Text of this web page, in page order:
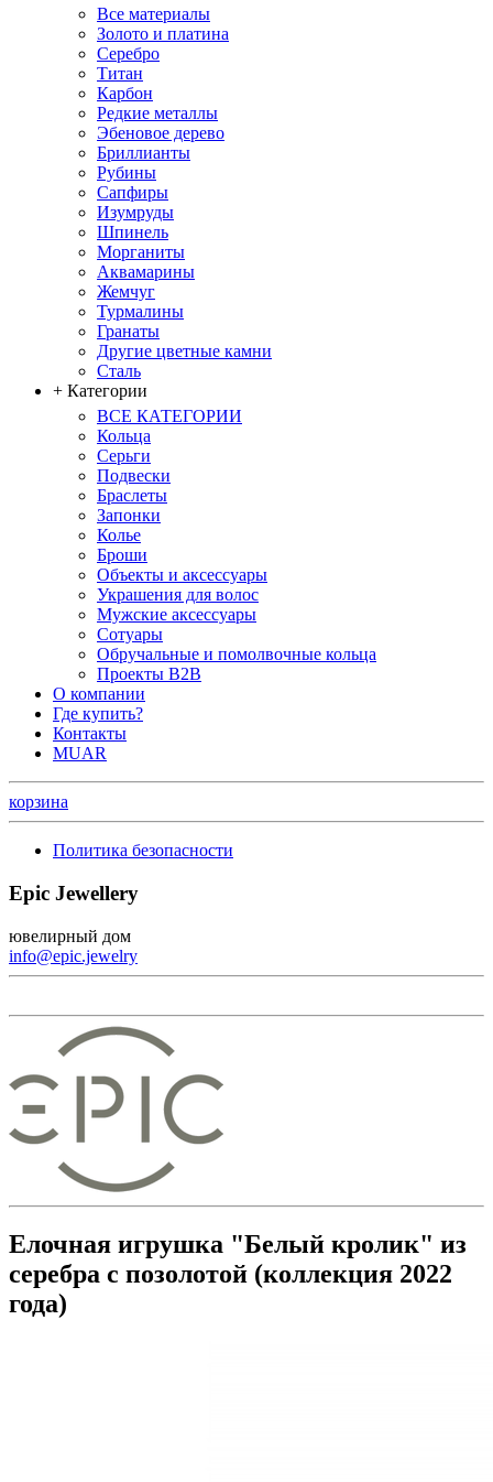
Все материалы
Золото и платина
Серебро
Титан
Карбон
Редкие металлы
Эбеновое дерево
Бриллианты
Рубины
Сапфиры
Изумруды
Шпинель
Морганиты
Аквамарины
Жемчуг
Турмалины
Гранаты
Другие цветные камни
Сталь
+ Категории
ВСЕ КАТЕГОРИИ
Кольца
Серьги
Подвески
Браслеты
Запонки
Колье
Броши
Объекты и аксессуары
Украшения для волос
Мужские аксессуары
Сотуары
Обручальные и помолвочные кольца
Проекты B2B
О компании
Где купить?
Контакты
MUAR
корзина
Политика безопасности
Epic Jewellery
ювелирный дом
info@epic.jewelry
Елочная игрушка "Белый кролик" из
серебра с позолотой (коллекция 2022
года)